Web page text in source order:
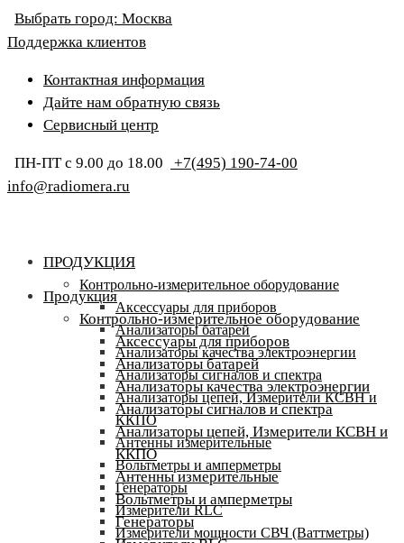
Выбрать город: Москва
Поддержка клиентов
Контактная информация
Дайте нам обратную связь
Сервисный центр
ПН-ПТ с 9.00 до 18.00
+7(495) 190-74-00
info@radiomera.ru
ПРОДУКЦИЯ
Контрольно-измерительное оборудование
Аксессуары для приборов
Анализаторы батарей
Анализаторы качества электроэнергии
Анализаторы сигналов и спектра
Анализаторы цепей, Измерители КСВН и
ККПО
Антенны измерительные
Вольтметры и амперметры
Генераторы
Измерители RLC
Измерители мощности СВЧ (Ваттметры)
Продукция
Контрольно-измерительное оборудование
Аксессуары для приборов
Анализаторы батарей
Анализаторы качества электроэнергии
Анализаторы сигналов и спектра
Анализаторы цепей, Измерители КСВН и
ККПО
Антенны измерительные
Вольтметры и амперметры
Генераторы